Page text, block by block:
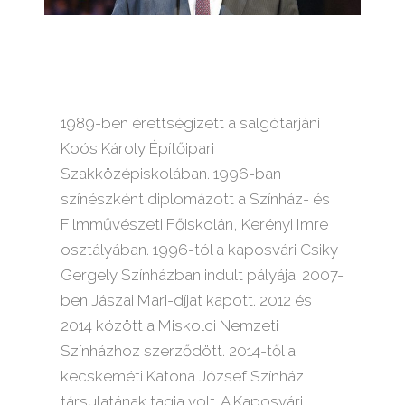
1989-ben érettségizett a salgótarjáni
Koós Károly Építőipari
Szakközépiskolában. 1996-ban
színészként diplomázott a Színház- és
Filmművészeti Főiskolán, Kerényi Imre
osztályában. 1996-tól a kaposvári Csiky
Gergely Színházban indult pályája. 2007-
ben Jászai Mari-díjat kapott. 2012 és
2014 között a Miskolci Nemzeti
Színházhoz szerződött. 2014-től a
kecskeméti Katona József Színház